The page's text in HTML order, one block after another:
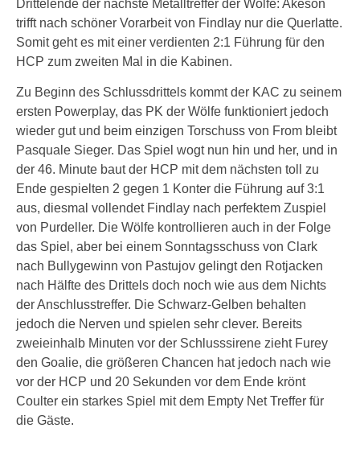
Drittelende der nächste Metalltreffer der Wölfe: Akeson
trifft nach schöner Vorarbeit von Findlay nur die Querlatte.
Somit geht es mit einer verdienten 2:1 Führung für den
HCP zum zweiten Mal in die Kabinen.
Zu Beginn des Schlussdrittels kommt der KAC zu seinem
ersten Powerplay, das PK der Wölfe funktioniert jedoch
wieder gut und beim einzigen Torschuss von From bleibt
Pasquale Sieger. Das Spiel wogt nun hin und her, und in
der 46. Minute baut der HCP mit dem nächsten toll zu
Ende gespielten 2 gegen 1 Konter die Führung auf 3:1
aus, diesmal vollendet Findlay nach perfektem Zuspiel
von Purdeller. Die Wölfe kontrollieren auch in der Folge
das Spiel, aber bei einem Sonntagsschuss von Clark
nach Bullygewinn von Pastujov gelingt den Rotjacken
nach Hälfte des Drittels doch noch wie aus dem Nichts
der Anschlusstreffer. Die Schwarz-Gelben behalten
jedoch die Nerven und spielen sehr clever. Bereits
zweieinhalb Minuten vor der Schlusssirene zieht Furey
den Goalie, die größeren Chancen hat jedoch nach wie
vor der HCP und 20 Sekunden vor dem Ende krönt
Coulter ein starkes Spiel mit dem Empty Net Treffer für
die Gäste.